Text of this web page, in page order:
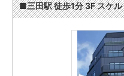
■三田駅 徒歩1分 3F スケ